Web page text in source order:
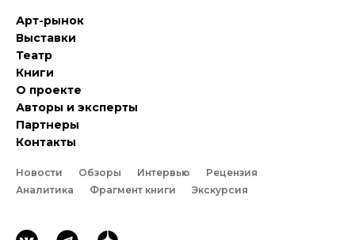
Арт-рынок
Выставки
Театр
Книги
О проекте
Авторы и эксперты
Партнеры
Контакты
Новости Обзоры Интервью
Рецензия
Аналитика
Фрагмент книги Экскурсия